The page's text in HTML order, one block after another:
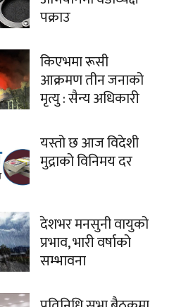
पक्राउ
किएभमा रूसी
आक्रमण तीन जनाको
मृत्यु : सैन्य अधिकारी
यस्तो छ आज विदेशी
मुद्राको विनिमय दर
देशभर मनसुनी वायुको
प्रभाव, भारी वर्षाको
सम्भावना